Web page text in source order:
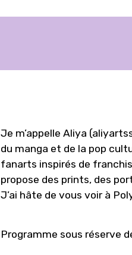
Je m’appelle Aliya
du manga et de la pop
fanarts inspirés de
propose des prints, des
J’ai hâte de vous voir à
Programme sous réserve